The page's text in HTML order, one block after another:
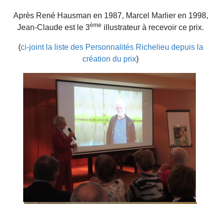
Après René Hausman en 1987, Marcel Marlier en 1998,
Jean-Claude est le 3ème illustrateur à recevoir ce prix.
(ci-joint la liste des Personnalités Richelieu depuis la
création du prix)